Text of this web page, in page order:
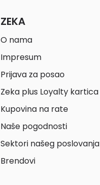
ZEKA
O nama
Impresum
Prijava za posao
Zeka plus Loyalty kartica
Kupovina na rate
Naše pogodnosti
Sektori našeg poslovanja
Brendovi